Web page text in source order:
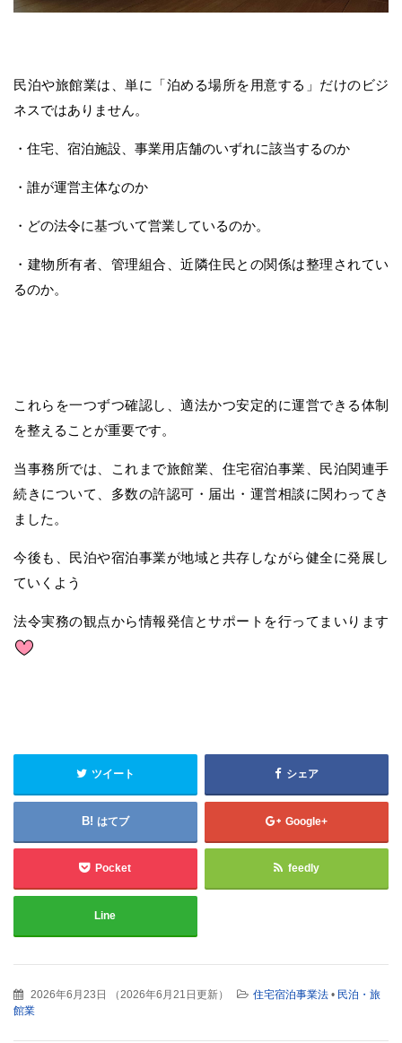
民泊や旅館業は、単に「泊める場所を用意する」だけのビジ
ネスではありません。
・住宅、宿泊施設、事業用店舗のいずれに該当するのか
・誰が運営主体なのか
・どの法令に基づいて営業しているのか。
・建物所有者、管理組合、近隣住民との関係は整理されてい
るのか。
これらを一つずつ確認し、適法かつ安定的に運営できる体制
を整えることが重要です。
当事務所では、これまで旅館業、住宅宿泊事業、民泊関連手
続きについて、多数の許認可・届出・運営相談に関わってき
ました。
今後も、民泊や宿泊事業が地域と共存しながら健全に発展し
ていくよう
法令実務の観点から情報発信とサポートを行ってまいります
ツイート シェア
はてブ Google+
Pocket feedly
Line
2026年6月23日 （2026年6月21日更新） 住宅宿泊事業法 • 民泊・旅
館業